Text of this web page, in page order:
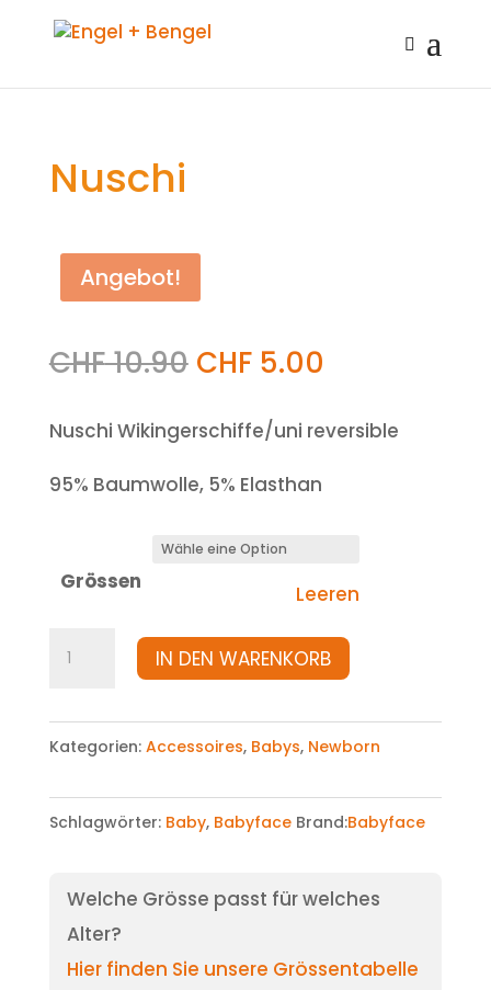
Nuschi
Angebot!
CHF10.90 CHF5.00
Nuschi Wikingerschiffe/uni reversible
95% Baumwolle, 5% Elasthan
Grössen
Leeren
Nuschi
IN DEN WARENKORB
Kategorien: Accessoires, Babys, Newborn
Schlagwörter: Baby, Babyface Brand:Babyface
Welche Grösse passt für welches
Alter?
Hier finden Sie unsere Grössentabelle